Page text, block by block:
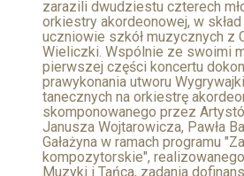
zarazili dwudziestu czterech
orkiestry akordeonowej, w
uczniowie szkół muzycznych z
Wieliczki. Wspólnie ze swoimi
pierwszej części koncertu
prawykonania utworu
tanecznych na orkiestrę
skomponowanego przez
Janusza Wojtarowicza, Pawła
Gałażyna w ramach programu
kompozytorskie",
Muzyki i Tańca, zadania